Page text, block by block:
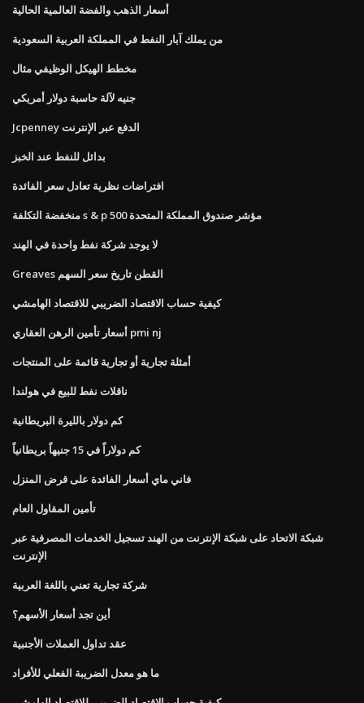
أسعار الذهب والفضة العالمية الحالية
من يملك آبار النفط في المملكة العربية السعودية
مخطط الهيكل الوظيفي مثال
جنيه لآلة حاسبة دولار أمريكي
Jcpenney الدفع عبر الإنترنت
بدائل للنفط عند الخبز
افتراضات نظرية تعادل سعر الفائدة
منخفضة التكلفة s & p 500 مؤشر صندوق المملكة المتحدة
لا يوجد شركة نفط واحدة في الهند
Greaves القطن تاريخ سعر السهم
كيفية حساب الاقتصاد الضريبي للاقتصاد الهامشي
أسعار تأمين الرهن العقاري pmi nj
أمثلة تجارية أو تجارية قائمة على المنتجات
ناقلات نفط للبيع في هولندا
كم دولار بالليرة البريطانية
كم دولاراً في 15 جنيهاً بريطانياً
فاني ماي أسعار الفائدة على قرض المنزل
تأمين المقاول العام
شبكة الاتحاد على شبكة الإنترنت من الهند تسجيل الخدمات المصرفية عبر
الإنترنت
شركة تجارية تعني باللغة العربية
أين تجد أسعار الأسهم؟
عقد تداول العملات الأجنبية
ما هو معدل الضريبة الفعلي للأفراد